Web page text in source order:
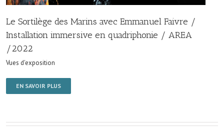
Le Sortilège des Marins avec Emmanuel Faivre /
Installation immersive en quadriphonie / AREA
/2022
Vues d'exposition
EN SAVOIR PLUS